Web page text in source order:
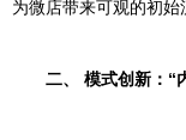
为微店带来可观的初始
二、 模式创新：“